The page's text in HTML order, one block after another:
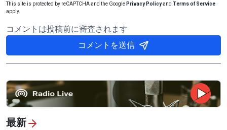
This site is protected by reCAPTCHA and the Google Privacy Policyand Terms of Service
apply.
コメントは投稿前に審査されます
コメントを送信
最新